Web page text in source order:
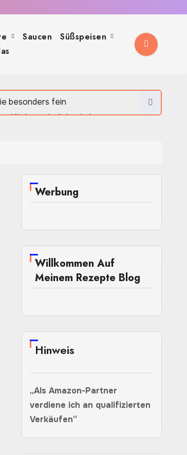
Saucen
Süßspeisen
besonders fein
Küche so beliebt sind
Werbung
Willkommen Auf
Meinem Rezepte Blog
Hinweis
„Als Amazon-Partner
verdiene ich an qualifizierten
Verkäufen“